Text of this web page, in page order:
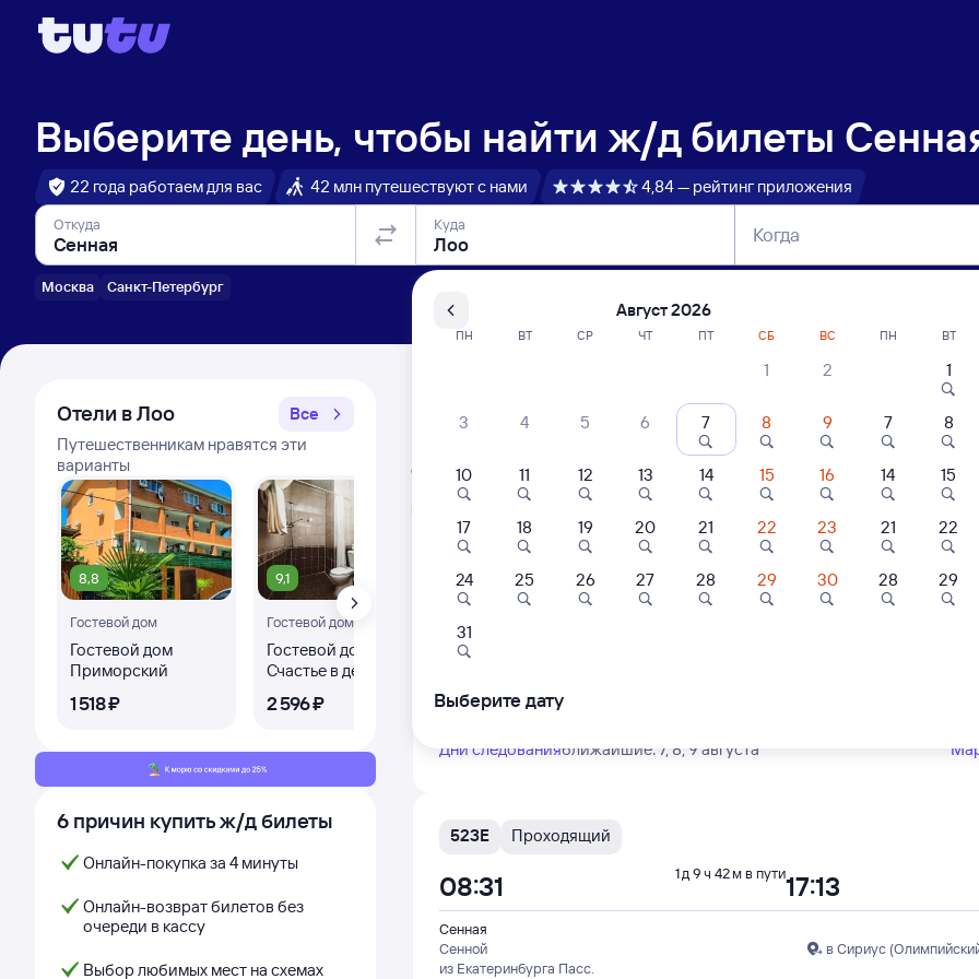
Выберите день, чтобы найти ж/д билеты
22 года работаем для вас 42 млн путешествуют с нами 4,84 — рейтинг приложения
Откуда
Москва Санкт-Петербург
Куда Когда
Отели в Лоо
Все
Путешественникам нравятся эти
варианты
8,8
Гостевой дом
Гостевой дом
Приморский
1 ⁠518 ⁠₽
9,1
Гостевой дом
Гостевой дом
Счастье в деталях-
2 ⁠596 ⁠₽
8,3
ЛОО-Арена
7 ⁠320 ⁠₽
8,5
6 причин купить ж/д билеты
Онлайн-покупка за 4 минуты
Онлайн-возврат билетов без
очереди в кассу
Выбор любимых мест на схемах
Расписание поездов Сенная — Лоо
Открыта продажа билетов на 4 ноября. Отправление и прибытие по местному
Тип вагона
Любой
Самый быстрый
353Е Проходящий
Сенной
из Перми-2
03:59
Дни следованияближайшие: 7, 8, 9 августа
523Е Проходящий
Сенная
Сенной
из Екатеринбурга Пасс.
в Сириус
08:31 17:13
1 д 9 ч 42 м в пути
Август 2026
ПН ВТ СР ЧТ ПТ СБ ВС
1 2
3 4 5 6 7 8 9
10 11 12 13 14 15 16
17 18 19 20 21 22 23
24 25 26 27 28 29 30
31
ПН ВТ
1
7 8
14 15
21 22
28 29
Выберите дату